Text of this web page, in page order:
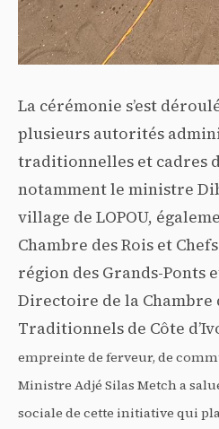
La cérémonie s’est
plusieurs autorités
traditionnelles et cadres
notamment le ministre
village de LOPOU,
Chambre des Rois et
région des Grands-Ponts
Directoire de la Chambre
Traditionnels de Côte
empreinte de ferveur, de
Ministre Adjé Silas Metch a
sociale de cette initiative qui